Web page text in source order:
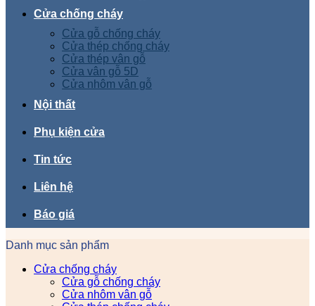
Cửa chống cháy
Cửa gỗ chống cháy
Cửa thép chống cháy
Cửa thép vân gỗ
Cửa vân gỗ 5D
Cửa nhôm vân gỗ
Nội thất
Phụ kiện cửa
Tin tức
Liên hệ
Báo giá
Danh mục sản phẩm
Cửa chống cháy
Cửa gỗ chống cháy
Cửa nhôm vân gỗ